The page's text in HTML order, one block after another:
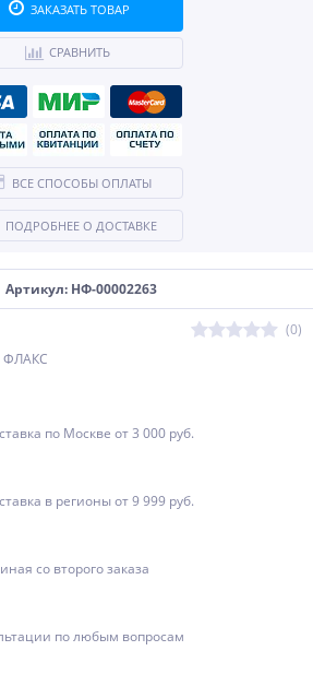
Артикул: НФ-00002263
(0)
ФЛАКС
по Москве от 3 000 руб.
в регионы от 9 999 руб.
со второго заказа
по любым вопросам
ЗАКАЗАТЬ ТОВАР
СРАВНИТЬ
ВСЕ СПОСОБЫ ОПЛАТЫ
ПОДРОБНЕЕ О ДОСТАВКЕ